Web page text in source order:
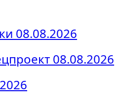
08.08.2026
08.08.2026